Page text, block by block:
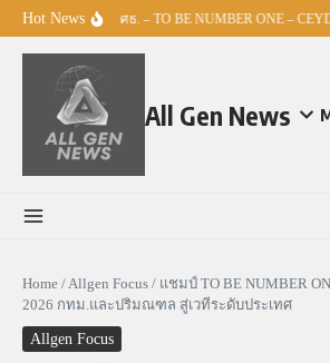
Skip to content
Hot News ศธ. – TO BE NUMBER ONE –
All Gen News
Home /Allgen Focus / แชมป์ TO BE NUMBER
2026 กทม.และปริมณฑล สู่เวทีระดับประเทศ
Allgen Focus